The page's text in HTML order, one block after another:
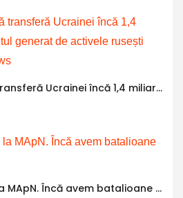
Uniunea Europeană transferă Ucrainei încă 1,4 miliarde euro din profitul generat de activele rusești înghețate – Aleph News
„Nu există strategie la MApN. Încă avem batalioane de tancuri din anii 60”